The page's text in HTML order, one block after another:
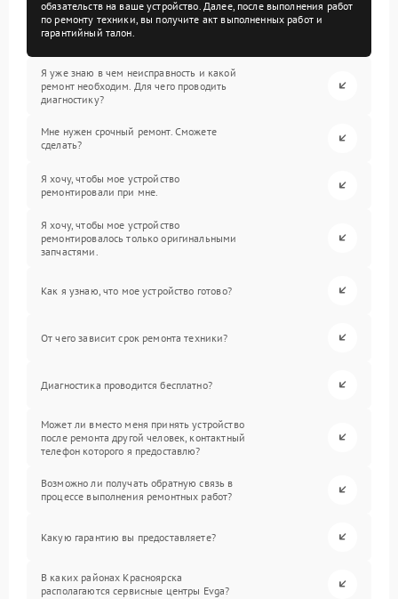
обязательств на ваше устройство. Далее, после выполнения работ
по ремонту техники, вы получите акт выполненных работ и
гарантийный талон.
Я уже знаю в чем неисправность и какой
ремонт необходим. Для чего проводить
диагностику?
Мне нужен срочный ремонт. Сможете
сделать?
Я хочу, чтобы мое устройство
ремонтировали при мне.
Я хочу, чтобы мое устройство
ремонтировалось только оригинальными
запчастями.
Как я узнаю, что мое устройство готово?
От чего зависит срок ремонта техники?
Диагностика проводится бесплатно?
Может ли вместо меня принять устройство
после ремонта другой человек, контактный
телефон которого я предоставлю?
Возможно ли получать обратную связь в
процессе выполнения ремонтных работ?
Какую гарантию вы предоставляете?
В каких районах Красноярска
располагаются сервисные центры Evga?